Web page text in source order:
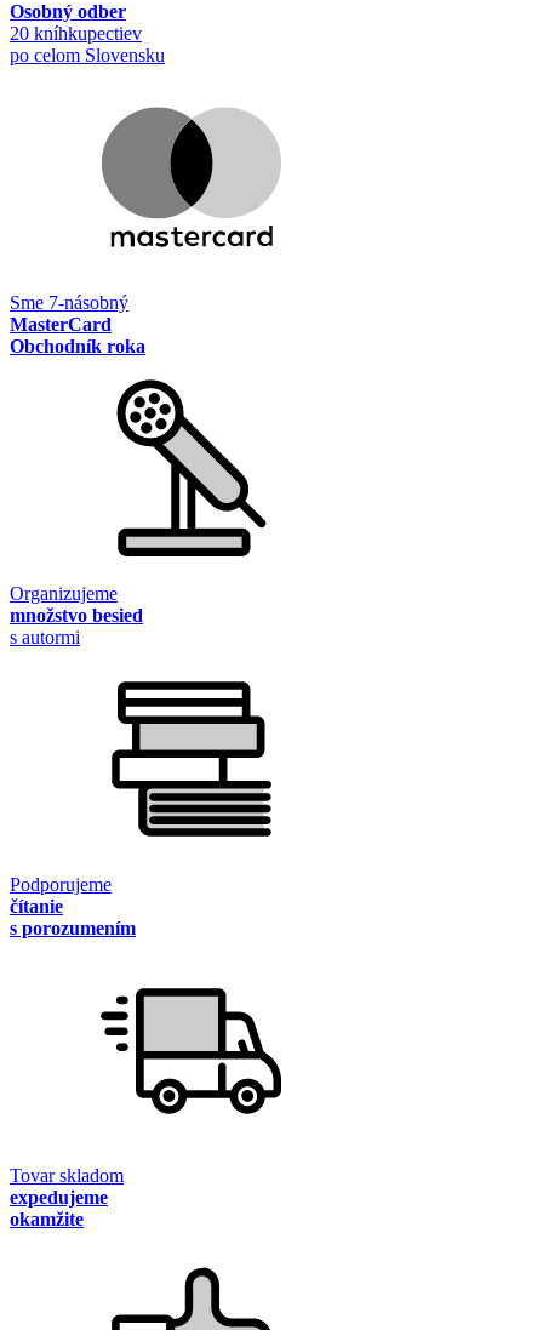
Osobný odber
20 kníhkupectiev
po celom Slovensku
Sme 7-násobný
MasterCard
Obchodník roka
Organizujeme
množstvo besied
s autormi
Podporujeme
čítanie
s porozumením
Tovar skladom
expedujeme
okamžite